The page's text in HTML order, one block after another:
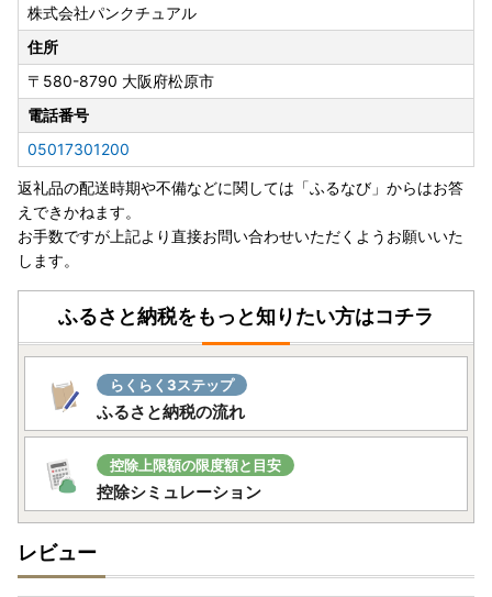
株式会社パンクチュアル
住所
〒580-8790 大阪府松原市
電話番号
05017301200
返礼品の配送時期や不備などに関しては「ふるなび」からはお答
えできかねます。
お手数ですが上記より直接お問い合わせいただくようお願いいた
します。
ふるさと納税をもっと知りたい方はコチラ
らくらく3ステップ
ふるさと納税の流れ
控除上限額の限度額と目安
控除シミュレーション
レビュー